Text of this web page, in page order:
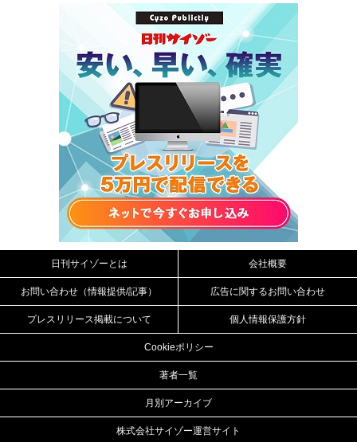
日刊サイゾーとは 会社概要
お問い合わせ（情報提供/記事） 広告に関するお問い合わせ
プレスリリース掲載について 個人情報保護方針
Cookieポリシー
著者一覧
月別アーカイブ
株式会社サイゾー運営サイト